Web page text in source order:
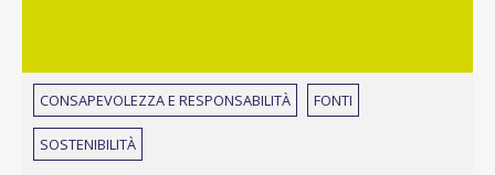
CONSAPEVOLEZZA E RESPONSABILITÀ FONTI
SOSTENIBILITÀ